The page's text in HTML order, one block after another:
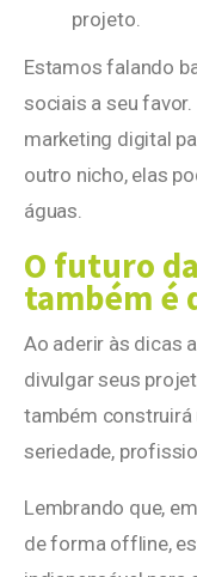
projeto.
Estamos falando
sociais a seu
marketing digital
outro nicho, elas
águas.
O futuro
também é
Ao aderir às dicas
divulgar seus
também
seriedade,
Lembrando que,
de forma offline,